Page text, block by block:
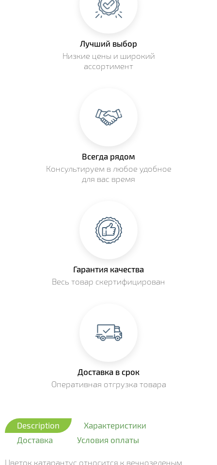
Лучший выбор
Низкие цены и широкий
ассортимент
Всегда рядом
Консультируем в любое удобное
для вас время
Гарантия качества
Весь товар скертифицирован
Доставка в срок
Оперативная отгрузка товара
Description
Характеристики
Доставка
Условия оплаты
Цветок катарантус относится к вечнозеленым